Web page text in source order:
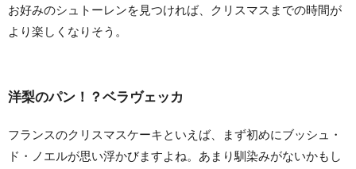
お好みのシュトーレンを見つければ、クリスマスまでの時間が
より楽しくなりそう。
洋梨のパン！？ベラヴェッカ
フランスのクリスマスケーキといえば、まず初めにブッシュ・
ド・ノエルが思い浮かびますよね。あまり馴染みがないかもし